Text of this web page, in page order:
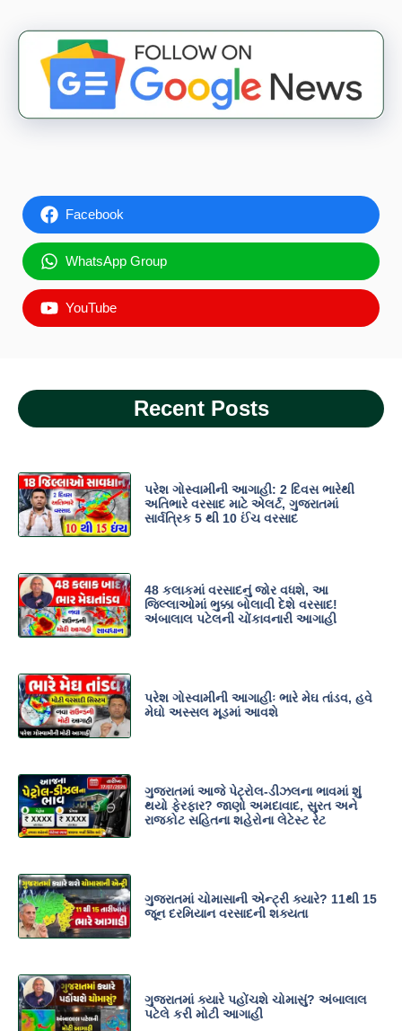
Facebook
WhatsApp Group
YouTube
Recent Posts
પરેશ ગોસ્વામીની આગાહી: 2 દિવસ ભારેથી
અતિભારે વરસાદ માટે એલર્ટ, ગુજરાતમાં
સાર્વત્રિક 5 થી 10 ઈંચ વરસાદ
48 કલાકમાં વરસાદનું જોર વધશે, આ
જિલ્લાઓમાં ભુક્કા બોલાવી દેશે વરસાદ!
અંબાલાલ પટેલની ચોંકાવનારી આગાહી
પરેશ ગોસ્વામીની આગાહીઃ ભારે મેઘ તાંડવ, હવે
મેઘો અસ્સલ મૂડમાં આવશે
ગુજરાતમાં આજે પેટ્રોલ-ડીઝલના ભાવમાં શું
થયો ફેરફાર? જાણો અમદાવાદ, સુરત અને
રાજકોટ સહિતના શહેરોના લેટેસ્ટ રેટ
ગુજરાતમાં ચોમાસાની એન્ટ્રી ક્યારે? 11થી 15
જૂન દરમિયાન વરસાદની શક્યતા
ગુજરાતમાં ક્યારે પહોંચશે ચોમાસું? અંબાલાલ
પટેલે કરી મોટી આગાહી